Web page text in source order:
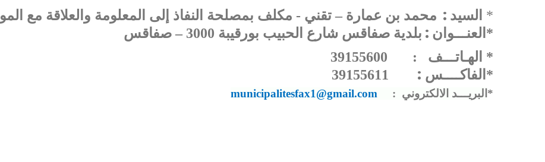
* السيد : محمد بن عمارة – تقني - مكلف بمصلحة النفاذ إلى المعلومة والعلاقة مع
*العنـــوان : بلدية صفاقس شارع الحبيب بورقيبة 3000 – صفاقس
* الهـاتـــف : 39155600
*الفاكــــس :
* البريـــد الالكتروني :
municipalitesfax1@gmail.com